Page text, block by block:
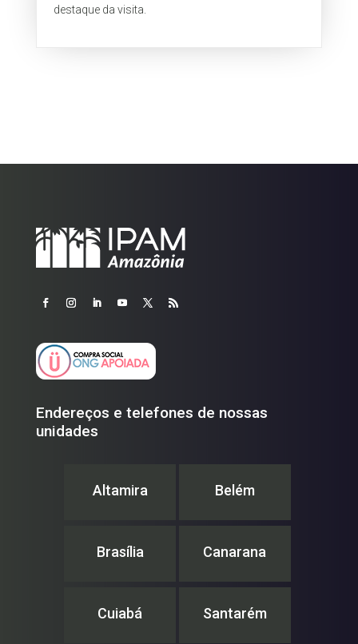
destaque da visita.
Endereços e telefones de nossas
unidades
Altamira Belém
Brasília Canarana
Cuiabá Santarém